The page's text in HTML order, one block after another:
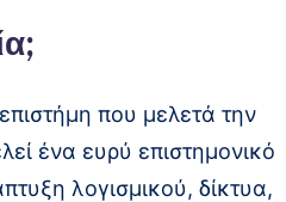
που μελετά την
ένα ευρύ επιστημονικό
λογισμικού, δίκτυα,